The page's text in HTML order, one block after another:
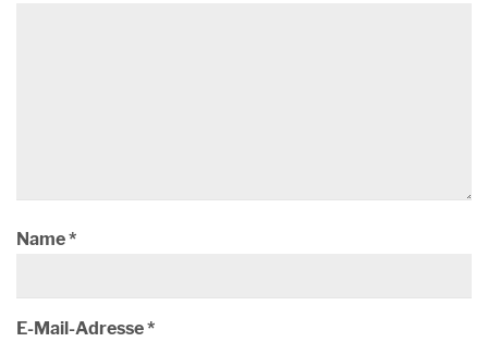
Name*
E-Mail-Adresse*